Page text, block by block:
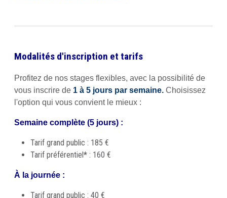
Modalités d'inscription et tarifs
Profitez de nos stages flexibles, avec la possibilité de
vous inscrire de 1 à 5 jours par semaine. Choisissez
l'option qui vous convient le mieux :
Semaine complète (5 jours) :
Tarif grand public : 185 €
Tarif préférentiel* : 160 €
À la journée :
Tarif grand public : 40 €